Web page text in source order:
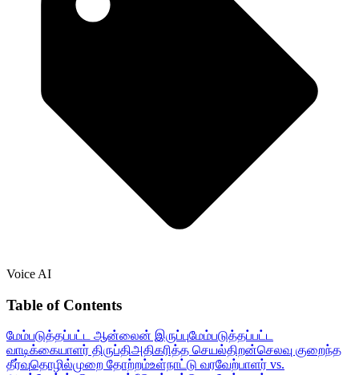
Voice AI
Table of Contents
மேம்படுத்தப்பட்ட ஆன்லைன் இருப்புமேம்படுத்தப்பட்ட
வாடிக்கையாளர் திருப்திஅதிகரித்த செயல்திறன்செலவு குறைந்த
தீர்வுதொழில்முறை தோற்றம்உள்நாட்டு வரவேற்பாளர் vs.